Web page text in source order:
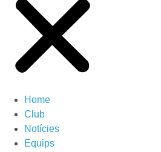
Home
Club
Notícies
Equips